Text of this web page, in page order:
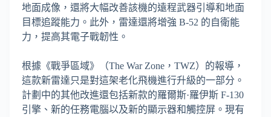
地面成像，還將大幅改善該機的遠程武器引導和地面
目標追蹤能力。此外，雷達還將增強 B-52 的自衛能
力，提高其電子戰韌性。
根據《戰爭區域》（The War Zone，TWZ）的報導，
這款新雷達只是對這架老化飛機進行升級的一部分。
計劃中的其他改進還包括新款的羅爾斯·羅伊斯 F-130
引擎、新的任務電腦以及新的顯示器和觸控屏。現有